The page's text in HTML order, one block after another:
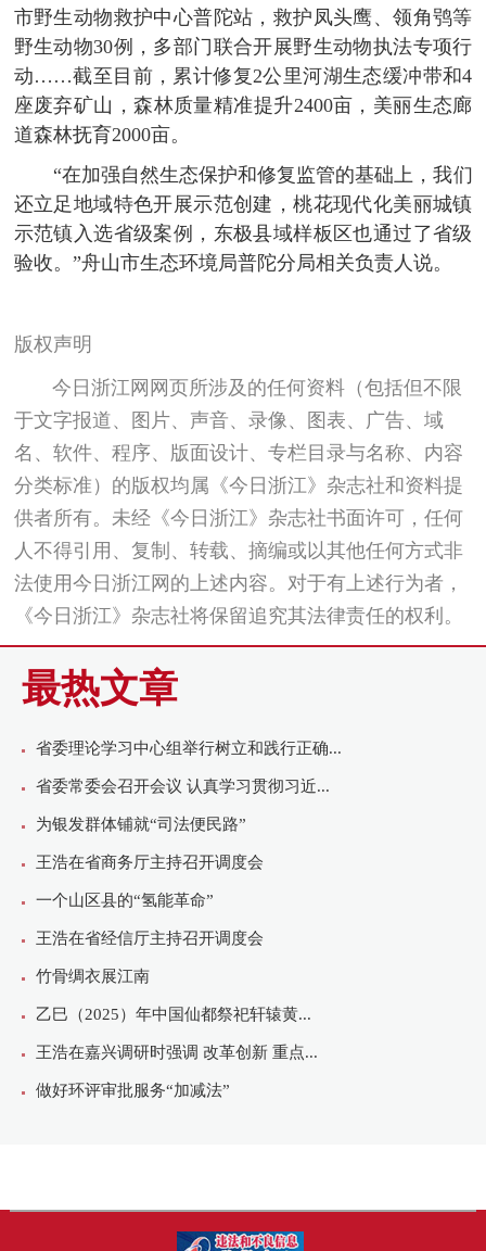
市野生动物救护中心普陀站，救护凤头鹰、领角鸮等
野生动物30例，多部门联合开展野生动物执法专项行
动……截至目前，累计修复2公里河湖生态缓冲带和4
座废弃矿山，森林质量精准提升2400亩，美丽生态廊
道森林抚育2000亩。
“在加强自然生态保护和修复监管的基础上，我们
还立足地域特色开展示范创建，桃花现代化美丽城镇
示范镇入选省级案例，东极县域样板区也通过了省级
验收。”舟山市生态环境局普陀分局相关负责人说。
版权声明
今日浙江网网页所涉及的任何资料（包括但不限
于文字报道、图片、声音、录像、图表、广告、域
名、软件、程序、版面设计、专栏目录与名称、内容
分类标准）的版权均属《今日浙江》杂志社和资料提
供者所有。未经《今日浙江》杂志社书面许可，任何
人不得引用、复制、转载、摘编或以其他任何方式非
法使用今日浙江网的上述内容。对于有上述行为者，
《今日浙江》杂志社将保留追究其法律责任的权利。
最热文章